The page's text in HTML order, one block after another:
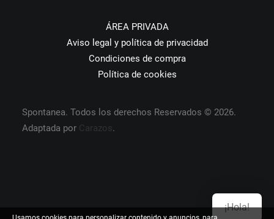
ÁREA PRIVADA
Aviso legal y política de privacidad
Condiciones de compra
Política de cookies
Spontanea. Todos los derechos Reservados © 2026.
Adaptada por Carazos.
¡Hola!